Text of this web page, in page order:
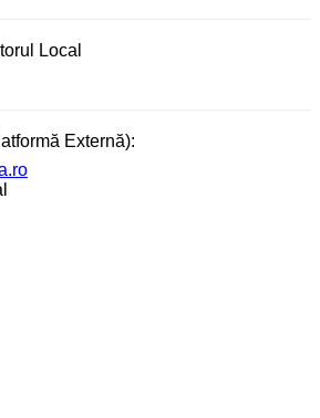
Local
Externă):